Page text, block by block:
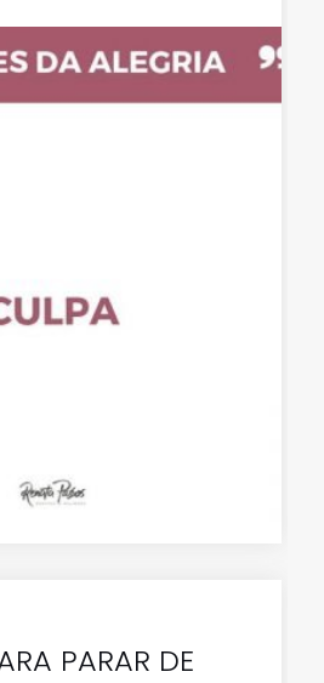
PARAR DE